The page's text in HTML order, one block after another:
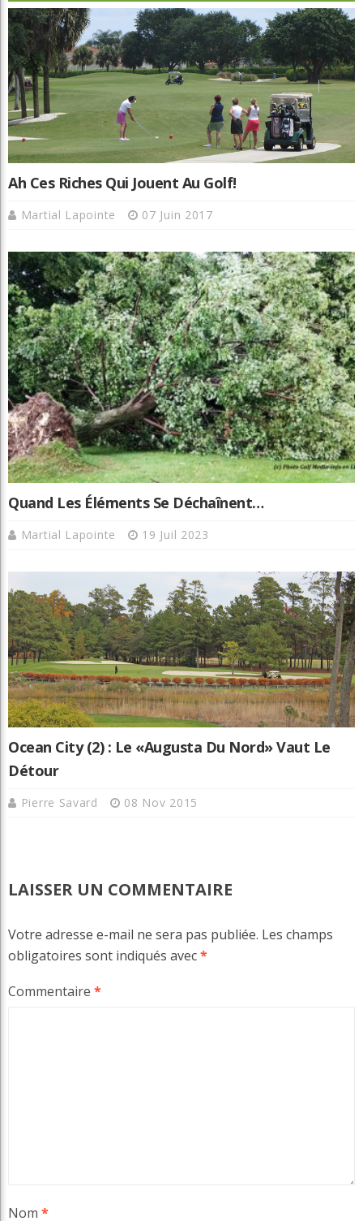
Ah Ces Riches Qui Jouent Au Golf!
Martial Lapointe 07 Juin 2017
Quand Les Éléments Se Déchaînent…
Martial Lapointe 19 Juil 2023
Ocean City (2) : Le «Augusta Du Nord» Vaut Le
Détour
Pierre Savard 08 Nov 2015
LAISSER UN COMMENTAIRE
Votre adresse e-mail ne sera pas publiée. Les champs
obligatoires sont indiqués avec*
Commentaire *
Nom *